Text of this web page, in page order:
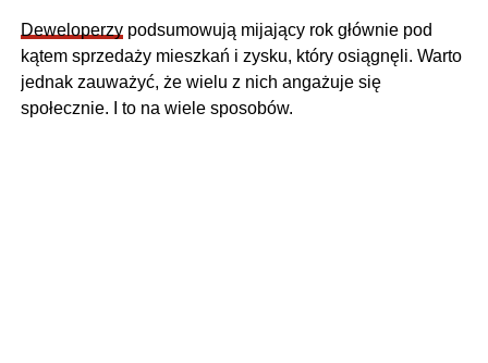
Deweloperzypodsumowują mijający rok głównie pod
kątem sprzedaży mieszkań i zysku, który osiągnęli. Warto
jednak zauważyć, że wielu z nich angażuje się
społecznie. I to na wiele sposobów.